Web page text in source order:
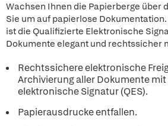
Wachsen Ihnen die Papierberge über
Sie um auf papierlose
ist die Qualifizierte Elektronische
Dokumente elegant und rechtssicher
Rechtssichere elektronische
Archivierung aller Dokumente
elektronische Signatur (QES).
Papierausdrucke entfallen.